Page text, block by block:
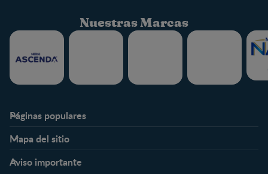
Nuestras Marcas
Páginas populares
Expertos en Nutrición
Preguntas Frecuentes
Mapa del sitio
Preconcepción
Aviso importante